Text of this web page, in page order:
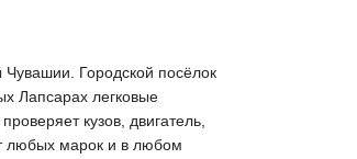
Городской посёлок
Лапсарах легковые
кузов, двигатель,
любых марок и в любом